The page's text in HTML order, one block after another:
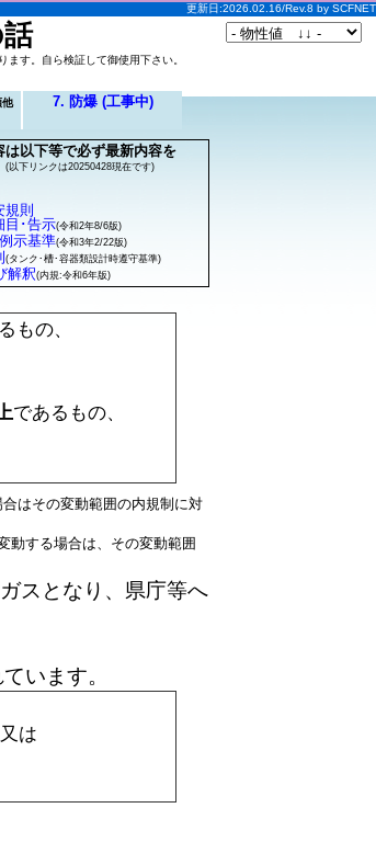
更新日:2026.02.16/Rev.8 by SCFNET
す。自ら検証して御使用下さい。
他 7. 防爆 (工事中)
以下等で必ず最新内容を
(以下リンクは20250428現在です)
則
目･告示(令和2年8/6版)
示基準(令和3年2/22版)
(タンク･槽･容器類設計時遵守基準)
解釈(内規:令和6年版)
もの、
であるもの、
はその変動範囲の内規制に対
動する場合は、その変動範囲
スとなり、県庁等へ
います。
又は